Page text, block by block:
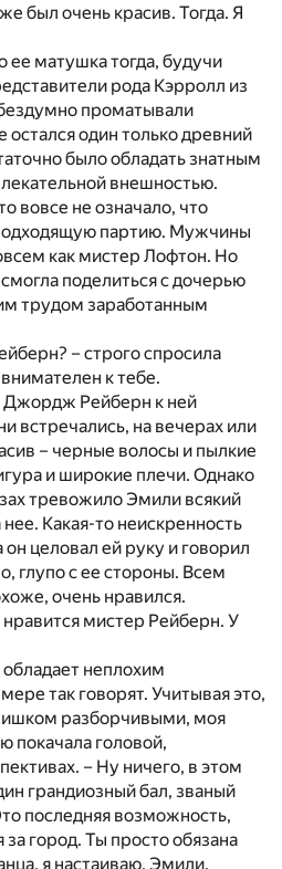
был очень красив. Тогда. Я
ее матушка тогда, будучи
рода Кэрролл из
проматывали
остался один только древний
было обладать знатным
внешностью.
вовсе не означало, что
партию. Мужчины
как мистер Лофтон. Но
поделиться с дочерью
трудом заработанным
– строго спросила
к тебе.
Джордж Рейберн к ней
встречались, на вечерах или
– черные волосы и пылкие
и широкие плечи. Однако
тревожило Эмили всякий
Какая-то неискренность
он целовал ей руку и говорил
глупо с ее стороны. Всем
очень нравился.
мистер Рейберн. У
обладает неплохим
так говорят. Учитывая это,
разборчивыми, моя
покачала головой,
– Ну ничего, в этом
грандиозный бал, званый
последняя возможность,
город. Ты просто обязана
я настаиваю, Эмили.